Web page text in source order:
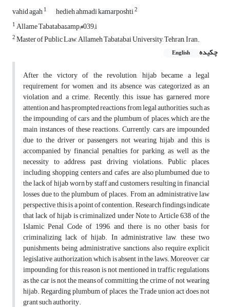
vahid agah1 hedieh ahmadi kamarposhti2
1Allame Tabataba&amp;#039;i
2Master of Public Law, Allameh Tabatabai University, Tehran, Iran.
چکیده
English
After the victory of the revolution, hijab became a legal
requirement for women, and its absence was categorized as an
violation and a crime. Recently, this issue has garnered more
attention and has prompted reactions from legal authorities, such as
the impounding of cars and the plumbum of places, which are the
main instances of these reactions. Currently, cars are impounded
due to the driver or passengers not wearing hijab, and this is
accompanied by financial penalties for parking, as well as the
necessity to address past driving violations. Public places,
including shopping centers and cafes, are also plumbumed due to
the lack of hijab worn by staff and customers, resulting in financial
losses due to the plumbum of places. From an administrative law
perspective, this is a point of contention. Research findings indicate
that lack of hijab is criminalized under Note to Article 638 of the
Islamic Penal Code of 1996, and there is no other basis for
criminalizing lack of hijab. In administrative law, these two
punishments, being administrative sanctions, also require explicit
legislative authorization, which is absent in the laws. Moreover, car
impounding for this reason is not mentioned in traffic regulations,
as the car is not the means of committing the crime of not wearing
hijab. Regarding plumbum of places, the Trade union act does not
grant such authority.